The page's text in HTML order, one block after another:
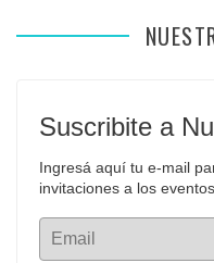
Suscribite a
Ingresá aquí tu e-mail
invitaciones a los
Email